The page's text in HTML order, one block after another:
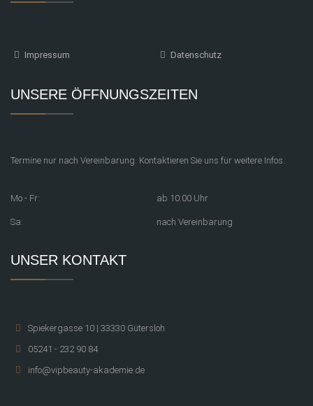
Impressum Datenschutz
UNSERE ÖFFNUNGSZEITEN
Termine nur nach Vereinbarung. Kontaktieren Sie uns für weitere Infos.
Mo - Fr: ab 10:00 Uhr
Sa: nach Vereinbarung
UNSER KONTAKT
Spiekergasse 10 | 33330 Gütersloh
05241 - 232 90 84
info@vipbeauty-akademie.de